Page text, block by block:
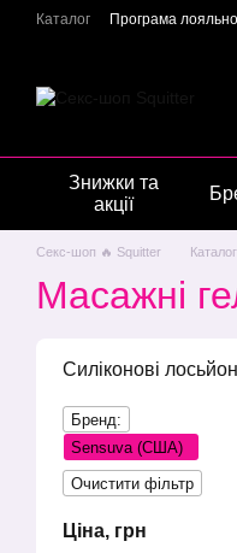
Перейти до основного
Каталог Програма
Знижки та
акції
Секс-шоп 🔥 Squitter Каталог
Масажні
Силіконові
Бренд:
Sensuva (США)
Очистити фільтр
Ціна, грн